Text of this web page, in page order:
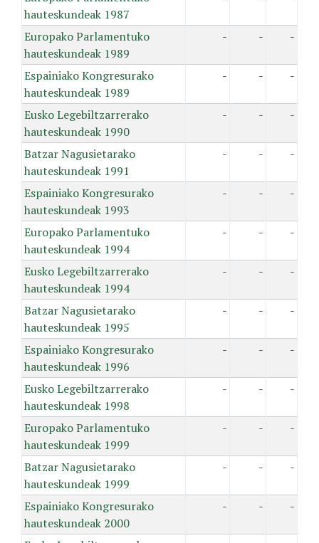
hauteskundeak 1987
Europako Parlamentuko
hauteskundeak 1989
- - -
Espainiako Kongresurako
hauteskundeak 1989
- - -
Eusko Legebiltzarrerako
hauteskundeak 1990
- - -
Batzar Nagusietarako
hauteskundeak 1991
- - -
Espainiako Kongresurako
hauteskundeak 1993
- - -
Europako Parlamentuko
hauteskundeak 1994
- - -
Eusko Legebiltzarrerako
hauteskundeak 1994
- - -
Batzar Nagusietarako
hauteskundeak 1995
- - -
Espainiako Kongresurako
hauteskundeak 1996
- - -
Eusko Legebiltzarrerako
hauteskundeak 1998
- - -
Europako Parlamentuko
hauteskundeak 1999
- - -
Batzar Nagusietarako
hauteskundeak 1999
- - -
Espainiako Kongresurako
hauteskundeak 2000
- - -